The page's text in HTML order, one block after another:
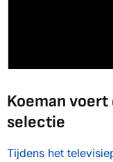
Koeman
selectie
Tijdens het